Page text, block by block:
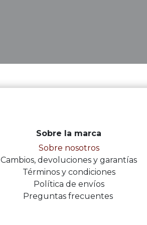
Sobre la marca
Sobre nosotros
Cambios, devoluciones y garantías
Términos y condiciones
Política de envíos
Preguntas frecuentes